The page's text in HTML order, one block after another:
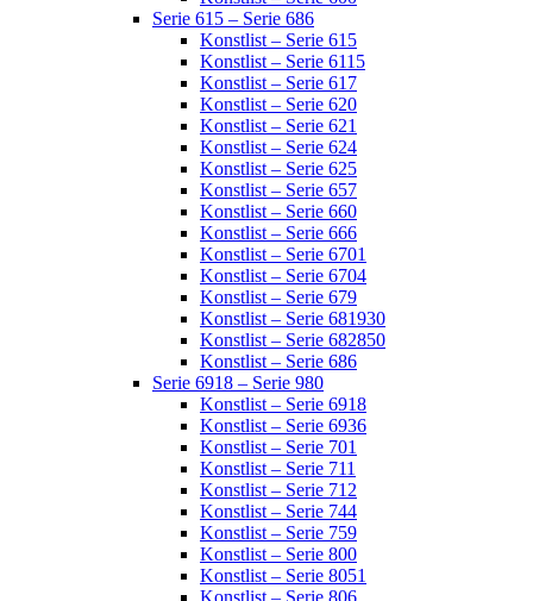
Serie 615 – Serie 686
Konstlist – Serie 615
Konstlist – Serie 6115
Konstlist – Serie 617
Konstlist – Serie 620
Konstlist – Serie 621
Konstlist – Serie 624
Konstlist – Serie 625
Konstlist – Serie 657
Konstlist – Serie 660
Konstlist – Serie 666
Konstlist – Serie 6701
Konstlist – Serie 6704
Konstlist – Serie 679
Konstlist – Serie 681930
Konstlist – Serie 682850
Konstlist – Serie 686
Serie 6918 – Serie 980
Konstlist – Serie 6918
Konstlist – Serie 6936
Konstlist – Serie 701
Konstlist – Serie 711
Konstlist – Serie 712
Konstlist – Serie 744
Konstlist – Serie 759
Konstlist – Serie 800
Konstlist – Serie 8051
Konstlist – Serie 806